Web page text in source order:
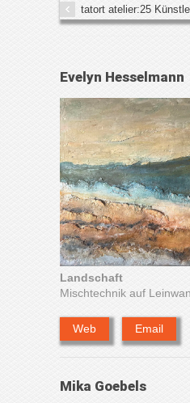
tatort atelier:25
Evelyn Hesselmann
Landschaft
Mischtechnik auf
Web Email
Mika Goebels